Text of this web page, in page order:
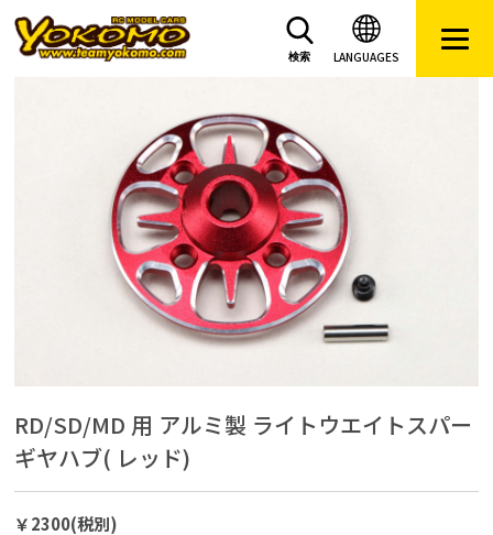
LANGUAGES
検索
RD/SD/MD 用 アルミ製 ライトウエイトスパー
ギヤハブ( レッド)
￥2300(税別)